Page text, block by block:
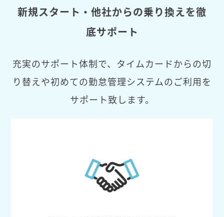
新規スタート・他社からの乗り換えを徹
底サポート
充実のサポート体制で、タイムカードからの切
り替えや初めての勤怠管理システムのご利用を
サポート致します。